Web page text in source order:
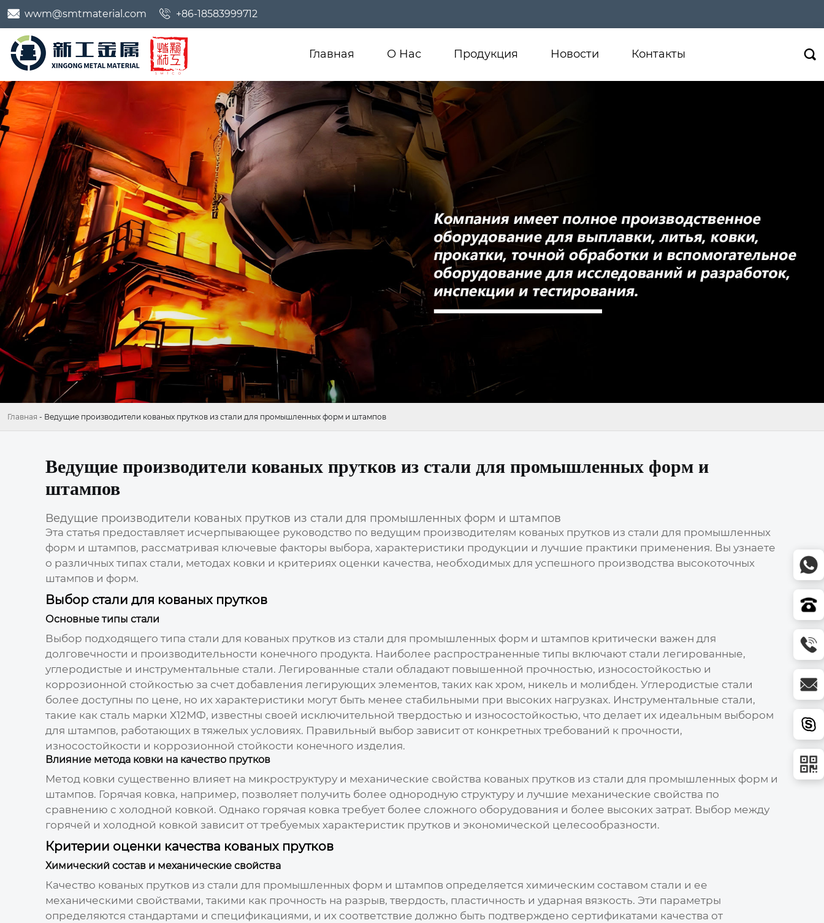
 wwm@smtmaterial.com  +86-18583999712
Главная О Нас Продукция Новости Контакты 
Главная - Ведущие производители кованых прутков из стали для промышленных форм и штампов
Ведущие производители кованых прутков из стали для промышленных форм и
штампов
Ведущие производители кованых прутков из стали для промышленных форм и штампов
Эта статья предоставляет исчерпывающее руководство по ведущим производителям кованых прутков из стали для промышленных
форм и штампов, рассматривая ключевые факторы выбора, характеристики продукции и лучшие практики применения. Вы узнаете
о различных типах стали, методах ковки и критериях оценки качества, необходимых для успешного производства высокоточных
штампов и форм.
Выбор стали для кованых прутков
Основные типы стали
Выбор подходящего типа стали для кованых прутков из стали для промышленных форм и штамповкритически важен для
долговечности и производительности конечного продукта. Наиболее распространенные типы включают стали легированные,
углеродистые и инструментальные стали. Легированные стали обладают повышенной прочностью, износостойкостью и
коррозионной стойкостью за счет добавления легирующих элементов, таких как хром, никель и молибден. Углеродистые стали
более доступны по цене, но их характеристики могут быть менее стабильными при высоких нагрузках. Инструментальные стали,
такие как сталь марки Х12МФ, известны своей исключительной твердостью и износостойкостью, что делает их идеальным выбором
для штампов, работающих в тяжелых условиях. Правильный выбор зависит от конкретных требований к прочности,
износостойкости и коррозионной стойкости конечного изделия.
Влияние метода ковки на качество прутков
Метод ковки существенно влияет на микроструктуру и механические свойства кованых прутков из стали для промышленных форм и
штампов. Горячая ковка, например, позволяет получить более однородную структуру и лучшие механические свойства по
сравнению с холодной ковкой. Однако горячая ковка требует более сложного оборудования и более высоких затрат. Выбор между
горячей и холодной ковкой зависит от требуемых характеристик прутков и экономической целесообразности.
Критерии оценки качества кованых прутков
Химический состав и механические свойства
Качество кованых прутков из стали для промышленных форм и штамповопределяется химическим составом стали и ее
механическими свойствами, такими как прочность на разрыв, твердость, пластичность и ударная вязкость. Эти параметры
определяются стандартами и спецификациями, и их соответствие должно быть подтверждено сертификатами качества от